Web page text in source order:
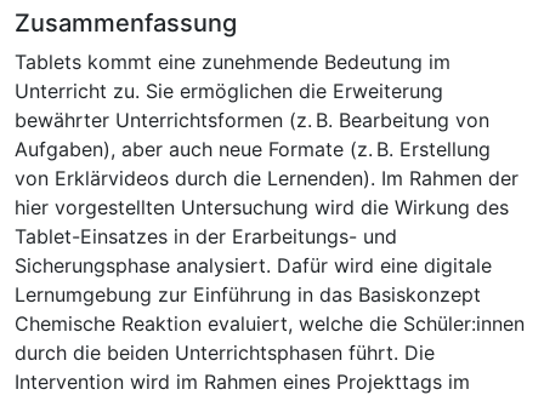
Zusammenfassung
Tablets kommt eine zunehmende Bedeutung im
Unterricht zu. Sie ermöglichen die Erweiterung
bewährter Unterrichtsformen (z. B. Bearbeitung von
Aufgaben), aber auch neue Formate (z. B. Erstellung
von Erklärvideos durch die Lernenden). Im Rahmen der
hier vorgestellten Untersuchung wird die Wirkung des
Tablet-Einsatzes in der Erarbeitungs- und
Sicherungsphase analysiert. Dafür wird eine digitale
Lernumgebung zur Einführung in das Basiskonzept
Chemische Reaktion evaluiert, welche die Schüler:innen
durch die beiden Unterrichtsphasen führt. Die
Intervention wird im Rahmen eines Projekttags im